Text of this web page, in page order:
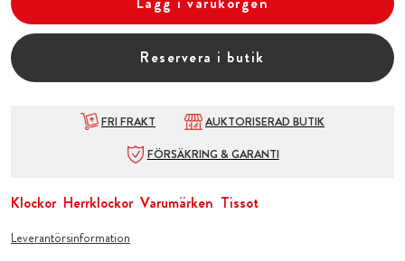
Reservera i butik
FRI FRAKT
AUKTORISERAD BUTIK
FÖRSÄKRING & GARANTI
Klockor Herrklockor Varumärken Tissot
Leverantörsinformation